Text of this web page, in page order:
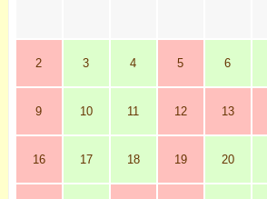
2 3 4 5 6
9 10 11 12 13
16 17 18 19 20